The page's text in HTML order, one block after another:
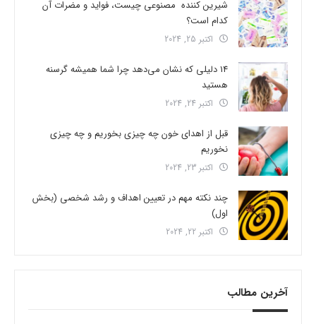
شیرین کننده مصنوعی چیست، فواید و مضرات آن
کدام است؟
اکتبر 25, 2024
14 دلیلی که نشان می‌دهد چرا شما همیشه گرسنه
هستید
اکتبر 24, 2024
قبل از اهدای خون چه چیزی بخوریم و چه چیزی
نخوریم
اکتبر 23, 2024
چند نکته مهم در تعیین اهداف و رشد شخصی (بخش
اول)
اکتبر 22, 2024
آخرین مطالب